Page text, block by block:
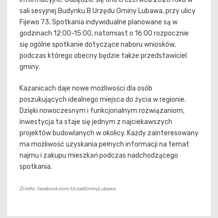
sali sesyjnej Budynku B Urzędu Gminy Lubawa, przy ulicy
Fijewo 73. Spotkania indywidualne planowane są w
godzinach 12:00-15:00, natomiast o 16:00 rozpocznie
się ogólne spotkanie dotyczące naboru wniosków,
podczas którego obecny będzie także przedstawiciel
gminy.
Kazanicach daje nowe możliwości dla osób
poszukujących idealnego miejsca do życia w regionie.
Dzięki nowoczesnym i funkcjonalnym rozwiązaniom,
inwestycja ta staje się jednym z najciekawszych
projektów budowlanych w okolicy. Każdy zainteresowany
ma możliwość uzyskania pełnych informacji na temat
najmu i zakupu mieszkań podczas nadchodzącego
spotkania.
Źródło: facebook.com/UrzadGminyLubawa